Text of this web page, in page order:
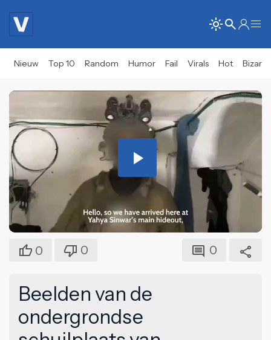
Nieuw Top 10 Random Humor Fail Virals Hot Bizar
Play
Video
0 0 0
Beelden van de
ondergrondse